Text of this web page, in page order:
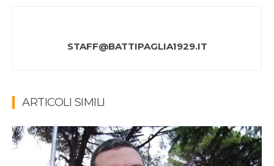
STAFF@BATTIPAGLIA1929.IT
ARTICOLI SIMILI